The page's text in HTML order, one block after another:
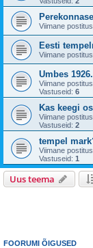
Viimane
Eesti
Viimane
Umbes
Viimane
Vastuseid: 6
Kas keegi
Viimane
Vastuseid: 2
tempel
Viimane
Vastuseid: 1
Uus teema
FOORUMI ÕIGUSED